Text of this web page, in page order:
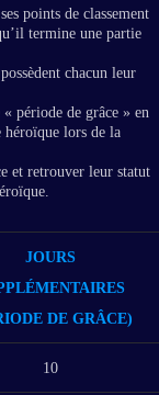
points de classement
termine une partie
chacun leur
période de grâce » en
héroïque lors de la
et retrouver leur statut
JOURS
DE GRÂCE)
10